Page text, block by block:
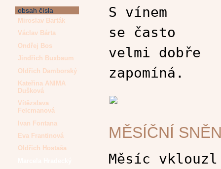
obsah čísla
Miroslav Barták
Václav Bárta
Ondřej Bos
Jindřich Buxbaum
Oldřich Damborský
Kateřina ANIMA
Dušková
Vítězslava
Felcmanová
Ivan Fontana
Eva Frantinová
Oldřich Hostaša
S vínem
se často
velmi dobře
zapomíná.
MĚSÍČNÍ
Měsíc